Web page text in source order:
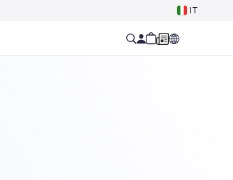
IT